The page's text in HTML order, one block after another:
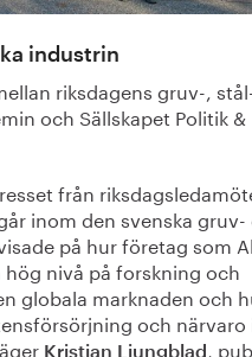
industrin
riksdagens gruv-,
och Sällskapet Politik &
från
inom den svenska gruv-
på hur företag som
nivå på forskning och
globala marknaden och
och närvaro
Kristian Ljungblad ,